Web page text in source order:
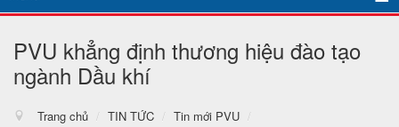
PVU khẳng định thương hiệu đào tạo
ngành Dầu khí
Trang chủ / TIN TỨC / Tin mới PVU
/